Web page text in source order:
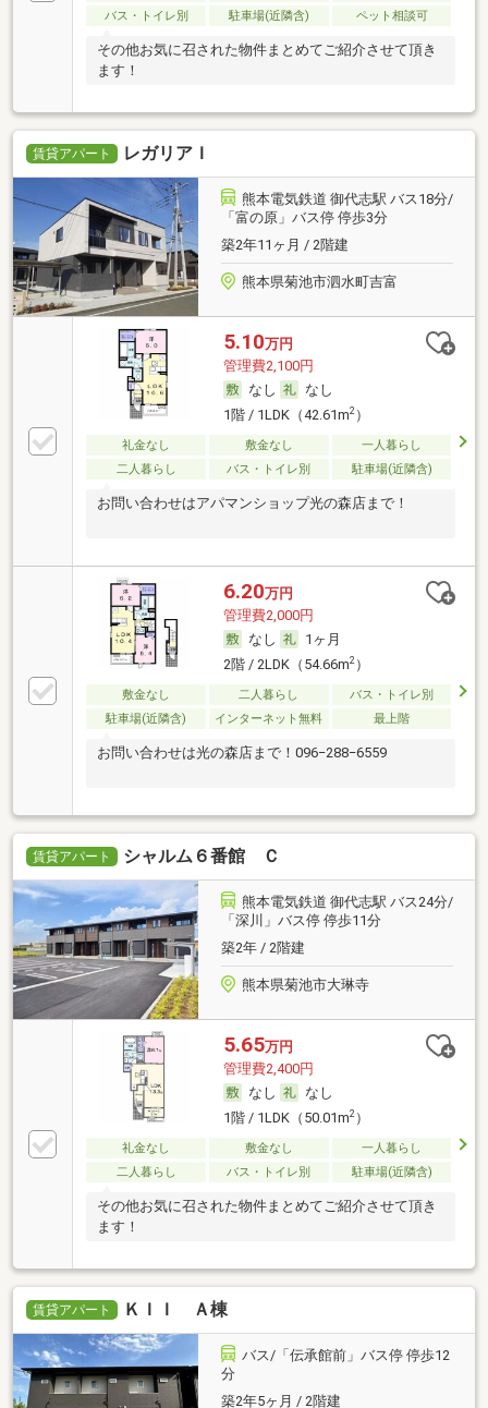
バス・トイレ別
駐車場(近隣含) ペット相談可
その他お気に召された物件まとめてご紹介させて頂き
ます！
賃貸アパート レガリアＩ
熊本電気鉄道 御代志駅 バス18分/
「富の原」バス停 停歩3分
築2年11ヶ月 / 2階建
熊本県菊池市泗水町吉富
5.10万円
管理費2,100円
なし
なし
1階 / 1LDK（42.61m2）
礼金なし 敷金なし
一人暮らし
二人暮らし
バス・トイレ別 駐車場(近隣含)
お問い合わせはアパマンショップ光の森店まで！
6.20万円
管理費2,000円
なし
1ヶ月
2階 / 2LDK（54.66m2）
敷金なし 二人暮らし
バス・トイレ別
駐車場(近隣含)
インターネット無料 最上階
お問い合わせは光の森店まで！096−288−6559
賃貸アパート シャルム６番館 Ｃ
熊本電気鉄道 御代志駅 バス24分/
「深川」バス停 停歩11分
築2年 / 2階建
熊本県菊池市大琳寺
5.65万円
管理費2,400円
なし
なし
1階 / 1LDK（50.01m2）
礼金なし 敷金なし
一人暮らし
二人暮らし
バス・トイレ別 駐車場(近隣含)
その他お気に召された物件まとめてご紹介させて頂き
ます！
賃貸アパート ＫＩＩ Ａ棟
バス/「伝承館前」バス停 停歩12
分
築2年5ヶ月 / 2階建